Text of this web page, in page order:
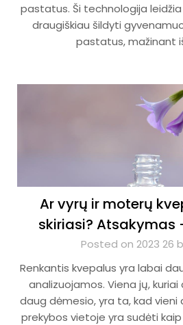
pastatus. Ši technologija
draugiškiau šildyti
pastatus, mažinant
Ar vyrų ir moterų
skiriasi? Atsakymas
Posted on 2023 26
Renkantis kvepalus yra labai
analizuojamos. Viena jų,
daug dėmesio, yra ta, kad
prekybos vietoje yra sudėti